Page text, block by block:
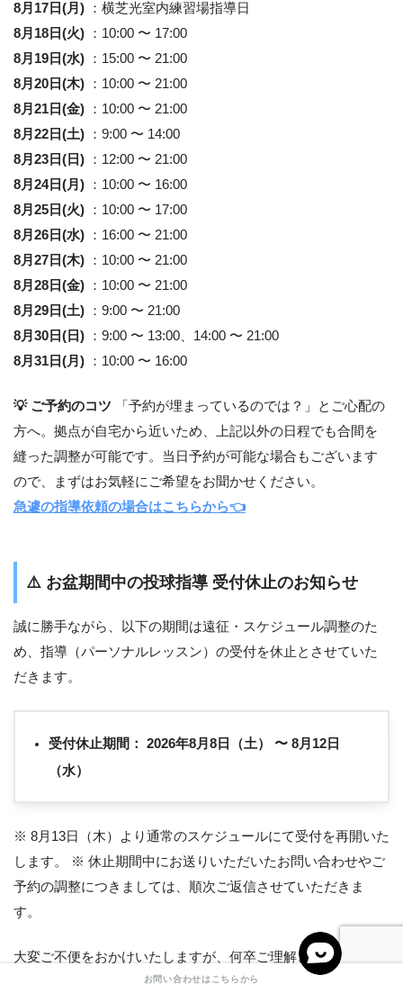
8月17日(月)
：横芝光室内練習場指導日
8月18日(火)
：10:00 〜 17:00
8月19日(水)
：15:00 〜 21:00
8月20日(木)
：10:00 〜 21:00
8月21日(金)
：10:00 〜 21:00
8月22日(土)
：9:00 〜 14:00
8月23日(日)
：12:00 〜 21:00
8月24日(月)
：10:00 〜 16:00
8月25日(火)
：10:00 〜 17:00
8月26日(水)
：16:00 〜 21:00
8月27日(木)
：10:00 〜 21:00
8月28日(金)
：10:00 〜 21:00
8月29日(土)
：9:00 〜 21:00
8月30日(日)
：9:00 〜 13:00、14:00 〜 21:00
8月31日(月)
：10:00 〜 16:00
💡 ご予約のコツ 「予約が埋まっているのでは？」とご心配の
方へ。拠点が自宅から近いため、上記以外の日程でも合間を
縫った調整が可能です。当日予約が可能な場合もございます
ので、まずはお気軽にご希望をお聞かせください。
急遽の指導依頼の場合はこちらから👈
⚠️ お盆期間中の投球指導 受付休止のお知らせ
誠に勝手ながら、以下の期間は遠征・スケジュール調整のた
め、指導（パーソナルレッスン）の受付を休止とさせていた
だきます。
受付休止期間：
2026年8月8日（土） 〜 8月12日
（水）
※ 8月13日（木）より通常のスケジュールにて受付を再開いた
します。 ※ 休止期間中にお送りいただいたお問い合わせやご
予約の調整につきましては、順次ご返信させていただきま
す。
大変ご不便をおかけいたしますが、何卒ご理解とご協力のほ
どよろしくお願い申し上げます。
お問い合わせはこちらから